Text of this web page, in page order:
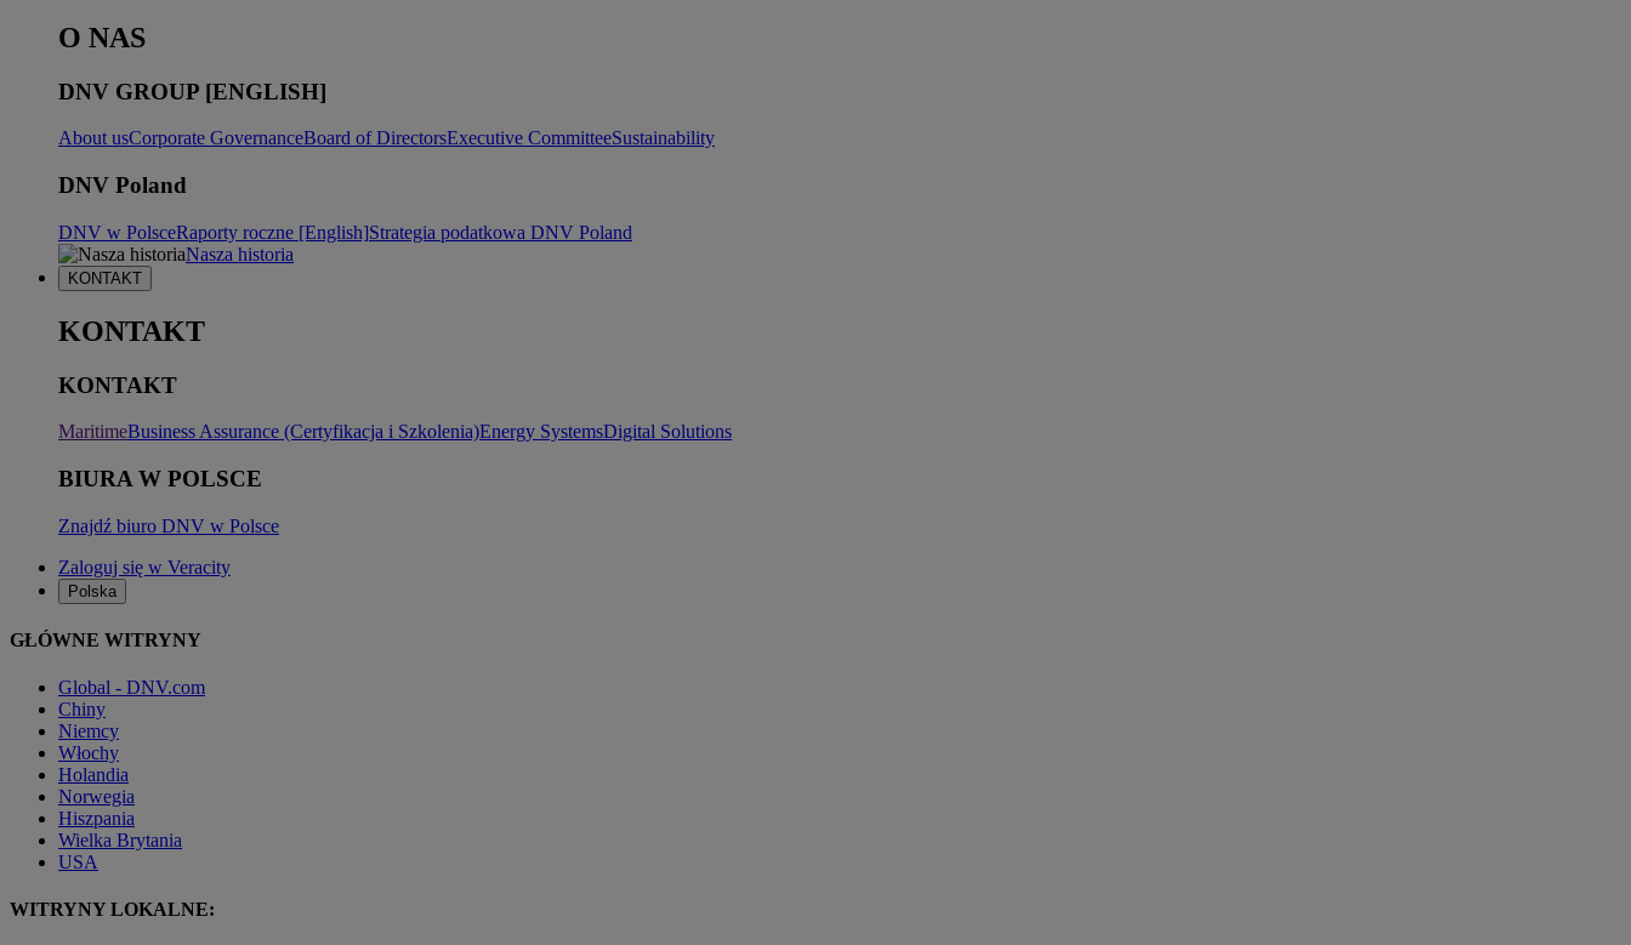
O NAS
DNV GROUP [ENGLISH]
About usCorporate GovernanceBoard of DirectorsExecutive CommitteeSustainability
DNV Poland
DNV w PolsceRaporty roczne [English]Strategia podatkowa DNV Poland
Nasza historia
KONTAKT
KONTAKT
KONTAKT
MaritimeBusiness Assurance (Certyfikacja i Szkolenia)Energy SystemsDigital Solutions
BIURA W POLSCE
Znajdź biuro DNV w Polsce
Zaloguj się w Veracity
Polska
GŁÓWNE WITRYNY
Global - DNV.com
Chiny
Niemcy
Włochy
Holandia
Norwegia
Hiszpania
Wielka Brytania
USA
WITRYNY LOKALNE: